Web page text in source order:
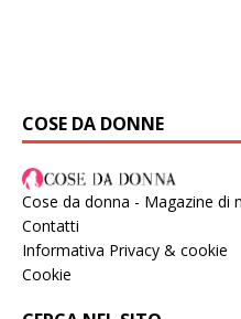
COSE DA DONNE
Cose da donna - Magazine di
Contatti
Informativa Privacy & cookie
Cookie